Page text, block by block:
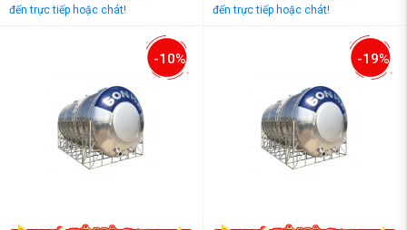
đến trực tiếp hoặc chát!
đến trực tiếp hoặc chát!
-10% -19%